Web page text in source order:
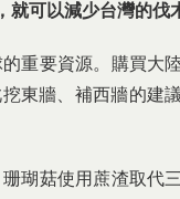
可以減少台灣的伐
重要資源。購買大
東牆、補西牆的建
瑚菇使用蔗渣取代